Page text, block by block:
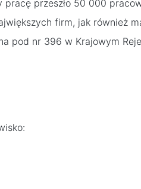
pracę przeszło 50 000
firm, jak również
pod nr 396 w Krajowym